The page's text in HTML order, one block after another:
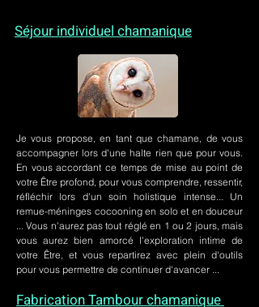
Séjour individuel chamanique
Je vous propose, en tant que chamane, de vous
accompagner lors d'une halte rien que pour vous.
En vous accordant ce temps de mise au point de
votre Être profond, pour vous comprendre, ressentir,
réfléchir lors d'un soin holistique intense... Un
remue-méninges cocooning en solo et en douceur
... Vous n'aurez pas tout réglé en 1 ou 2 jours, mais
vous aurez bien amorcé l'exploration intime de
votre Être, et vous repartirez avec plein d'outils
pour vous permettre de continuer d'avancer ...
Fabrication Tambour chamanique